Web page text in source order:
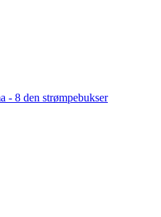
- 8 den strømpebukser